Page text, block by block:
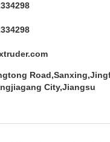
City,Jiangsu